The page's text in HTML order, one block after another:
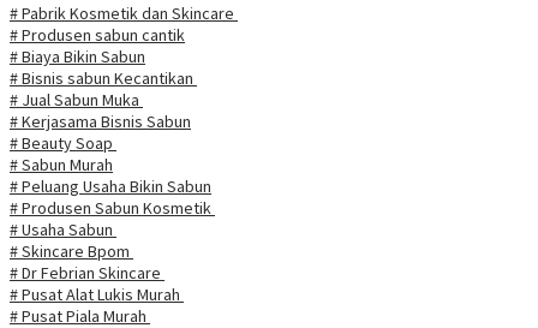
# Pabrik Kosmetik dan Skincare
# Produsen sabun cantik
# Biaya Bikin Sabun
# Bisnis sabun Kecantikan
# Jual Sabun Muka
# Kerjasama Bisnis Sabun
# Beauty Soap
# Sabun Murah
# Peluang Usaha Bikin Sabun
# Produsen Sabun Kosmetik
# Usaha Sabun
# Skincare Bpom
# Dr Febrian Skincare
# Pusat Alat Lukis Murah
# Pusat Piala Murah